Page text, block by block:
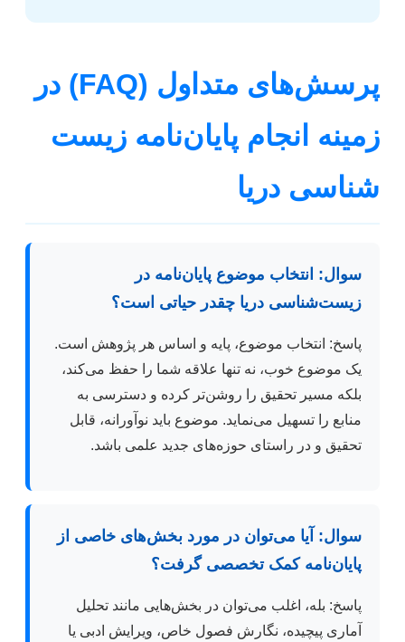
پرسش‌های متداول (FAQ) در
زمینه انجام پایان‌نامه زیست
شناسی دریا
سوال: انتخاب موضوع پایان‌نامه در
زیست‌شناسی دریا چقدر حیاتی است؟
پاسخ: انتخاب موضوع، پایه و اساس هر پژوهش است.
یک موضوع خوب، نه تنها علاقه شما را حفظ می‌کند،
بلکه مسیر تحقیق را روشن‌تر کرده و دسترسی به
منابع را تسهیل می‌نماید. موضوع باید نوآورانه، قابل
تحقیق و در راستای حوزه‌های جدید علمی باشد.
سوال: آیا می‌توان در مورد بخش‌های خاصی از
پایان‌نامه کمک تخصصی گرفت؟
پاسخ: بله، اغلب می‌توان در بخش‌هایی مانند تحلیل
آماری پیچیده، نگارش فصول خاص، ویرایش ادبی یا